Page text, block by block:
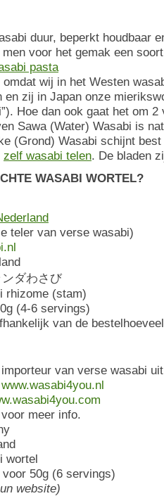
duur, beperkt houdbaar
voor het gemak een
pasta
wij in het Westen
en zij in Japan onze
Hoe dan ook gaat het om
Sawa (Water) Wasabi is
(Grond) Wasabi schijnt
zelf wasabi telen. De bladen
WASABI WORTEL?
teler van verse wasabi)
ダわさび
rhizome (stam)
(4-6 servings)
van de
van verse wasabi
www.wasabi4you.nl
meer info.
wortel
50g (6 servings)
website)